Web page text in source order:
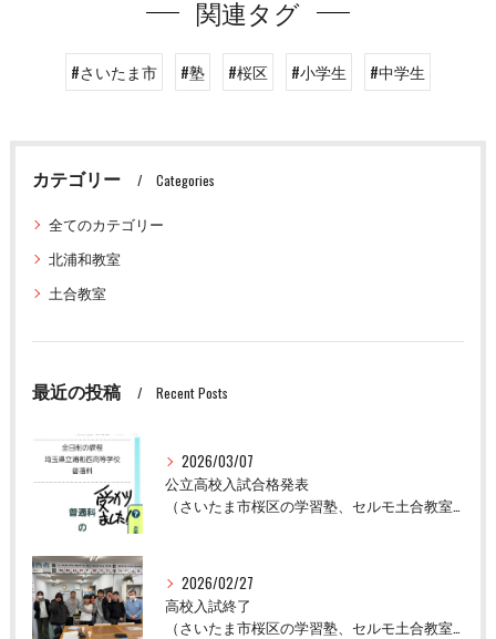
関連タグ
#さいたま市 #塾 #桜区 #小学生 #中学生
カテゴリー Categories
全てのカテゴリー
北浦和教室
土合教室
最近の投稿 Recent Posts
2026/03/07
公立高校入試合格発表
（さいたま市桜区の学習塾、セルモ土合教室）
2026/02/27
高校入試終了
（さいたま市桜区の学習塾、セルモ土合教室）